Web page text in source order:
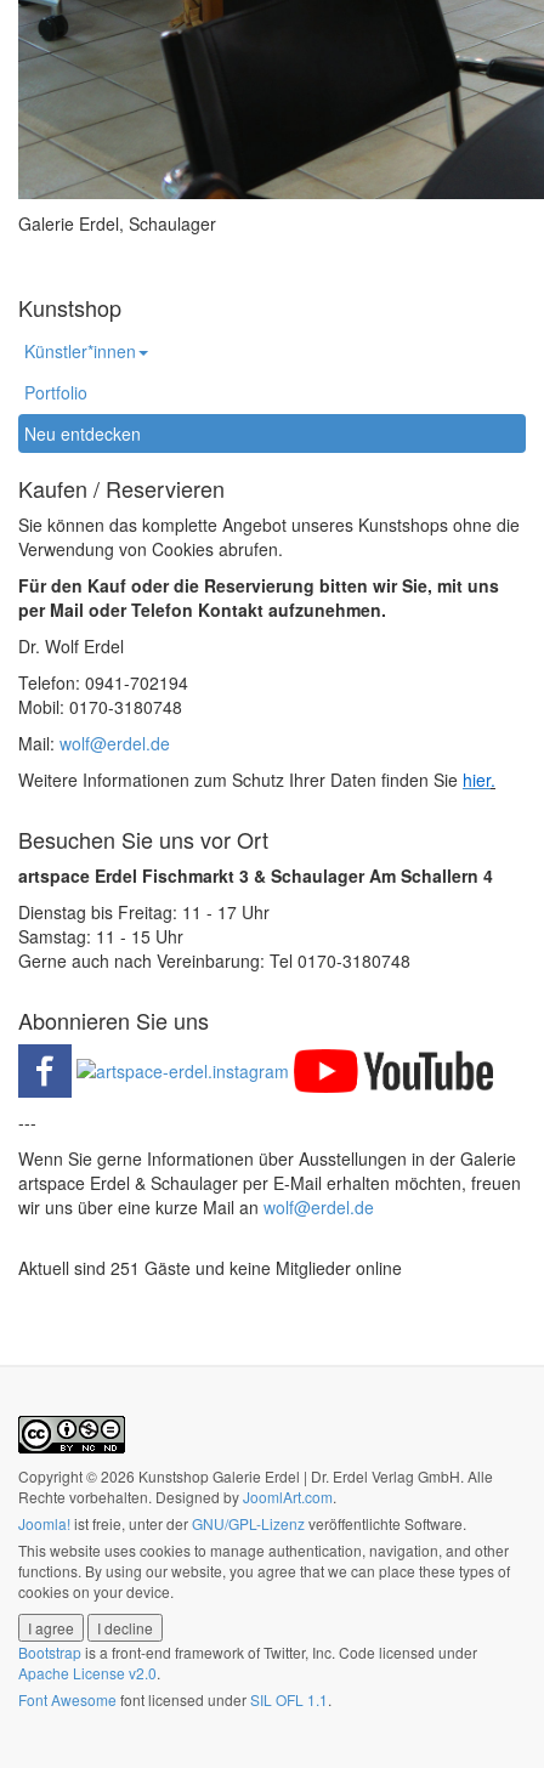
Galerie Erdel, Schaulager
Kunstshop
Künstler*innen
Portfolio
Neu entdecken
Kaufen / Reservieren
Sie können das komplette Angebot unseres Kunstshops ohne die
Verwendung von Cookies abrufen.
Für den Kauf oder die Reservierung bitten wir Sie, mit uns
per Mail oder Telefon Kontakt aufzunehmen.
Dr. Wolf Erdel
Telefon: 0941-702194
Mobil: 0170-3180748
Mail: wolf@erdel.de
Weitere Informationen zum Schutz Ihrer Daten finden Sie hier.
Besuchen Sie uns vor Ort
artspace Erdel Fischmarkt 3 & Schaulager Am Schallern 4
Dienstag bis Freitag: 11 - 17 Uhr
Samstag: 11 - 15 Uhr
Gerne auch nach Vereinbarung: Tel 0170-3180748
Abonnieren Sie uns
---
Wenn Sie gerne Informationen über Ausstellungen in der Galerie
artspace Erdel & Schaulager per E-Mail erhalten möchten, freuen
wir uns über eine kurze Mail an wolf@erdel.de
Aktuell sind 251 Gäste und keine Mitglieder online
Copyright © 2026 Kunstshop Galerie Erdel | Dr. Erdel Verlag GmbH. Alle
Rechte vorbehalten. Designed byJoomlArt.com.
Joomla!ist freie, unter derGNU/GPL-Lizenzveröffentlichte Software.
This website uses cookies to manage authentication, navigation, and other
functions. By using our website, you agree that we can place these types of
cookies on your device.
I agree
I decline
Bootstrapis a front-end framework of Twitter, Inc. Code licensed under
Apache License v2.0.
Font Awesome font licensed underSIL OFL 1.1.